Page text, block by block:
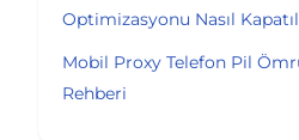
Optimizasyonu Nasıl
Mobil Proxy Telefon Pil
Rehberi